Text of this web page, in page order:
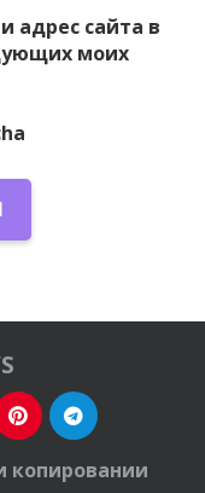
адрес сайта в
моих
копировании